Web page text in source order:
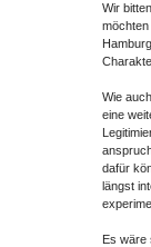
Wir
möchten
Wie
eine
dafür
längst
Es wäre